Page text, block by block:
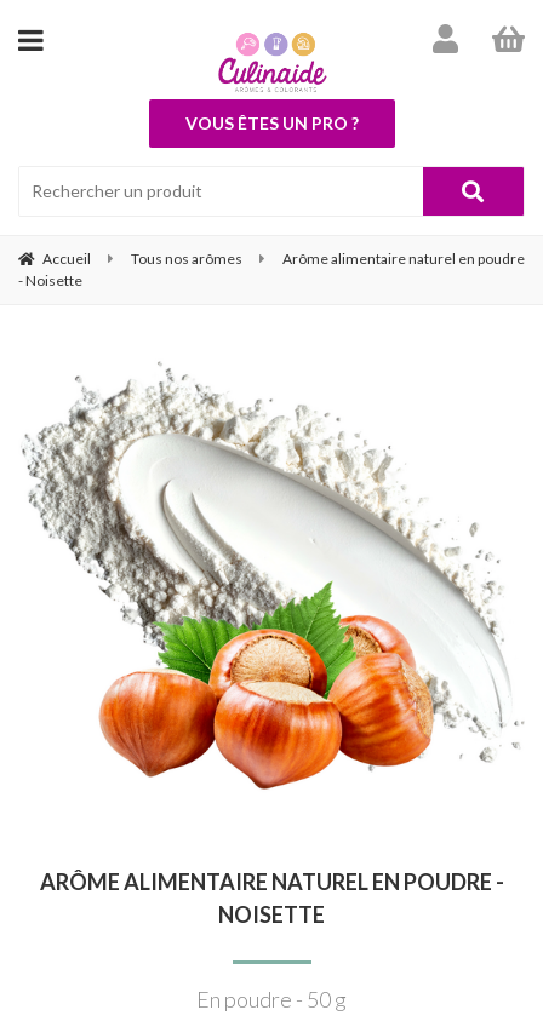
VOUS ÊTES UN PRO ?
Accueil Tous nos arômes
Arôme alimentaire naturel en poudre
- Noisette
ARÔME ALIMENTAIRE NATUREL EN POUDRE -
NOISETTE
En poudre - 50 g